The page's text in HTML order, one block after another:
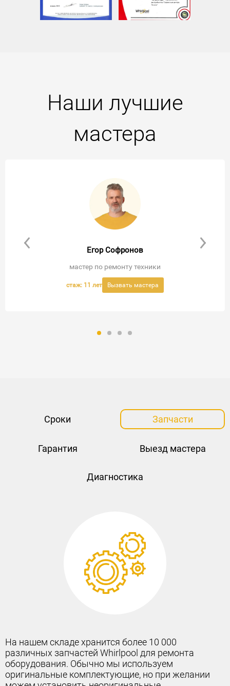
Наши лучшие
мастера
Егор Софронов
мастер по ремонту техники
стаж: 11 лет Вызвать мастера
Вызвать мастера
Вызвать мастера
Вызвать мастера
Сроки Запчасти
Гарантия Выезд мастера
Диагностика
гарантию производителя на любой ремонт. Эта
гарантия позволит вам быть уверенным в том, что
вы защищены от любых технических проблем.